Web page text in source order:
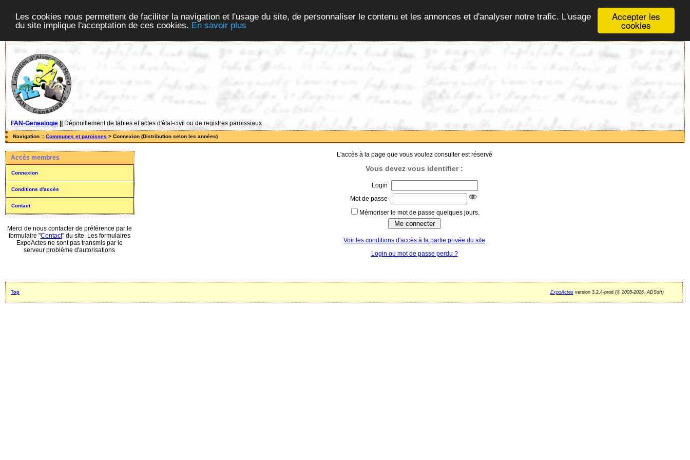
Accepter les
cookies
Les cookies nous permettent de faciliter la navigation et l'usage du site, de personnaliser le contenu et les annonces et d'analyser notre trafic. L'usage
du site implique l'acceptation de ces cookies. En savoir plus
FAN-Genealogie Dépouillement de tables et actes d'état-civil ou de registres paroissiaux
Navigation :: Communes et paroisses > Connexion (Distribution selon les années)
Accès membres
Connexion
Conditions d'accès
Contact
Merci de nous contacter de préférence par le
formulaire "Contact" du site. Les formulaires
ExpoActes ne sont pas transmis par le
serveur problème d'autorisations
L'accès à la page que vous voulez consulter est réservé
Vous devez vous identifier :
Login
Mot de passe
Mémoriser le mot de passe quelques jours.
Voir les conditions d'accès à la partie privée du site
Login ou mot de passe perdu ?
Top ExpoActesversion 3.2.4-prod (©2005-2026, ADSoft)